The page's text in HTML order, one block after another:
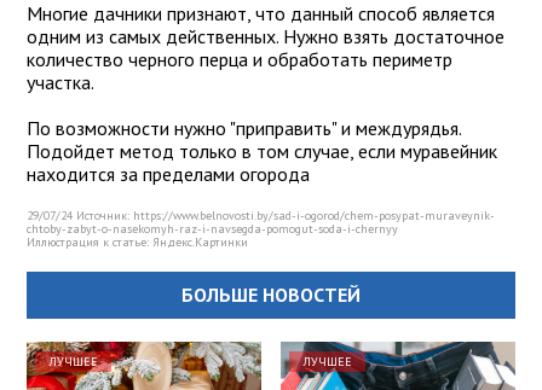
Многие дачники признают, что данный способ является
одним из самых действенных. Нужно взять достаточное
количество черного перца и обработать периметр
участка.
По возможности нужно "приправить" и междурядья.
Подойдет метод только в том случае, если муравейник
находится за пределами огорода
29/07/24 Источник: https://www.belnovosti.by/sad-i-ogorod/chem-posypat-muraveynik-
chtoby-zabyt-o-nasekomyh-raz-i-navsegda-pomogut-soda-i-chernyy
Иллюстрация к статье: Яндекс.Картинки
БОЛЬШЕ НОВОСТЕЙ
ЛУЧШЕЕ ЛУЧШЕЕ